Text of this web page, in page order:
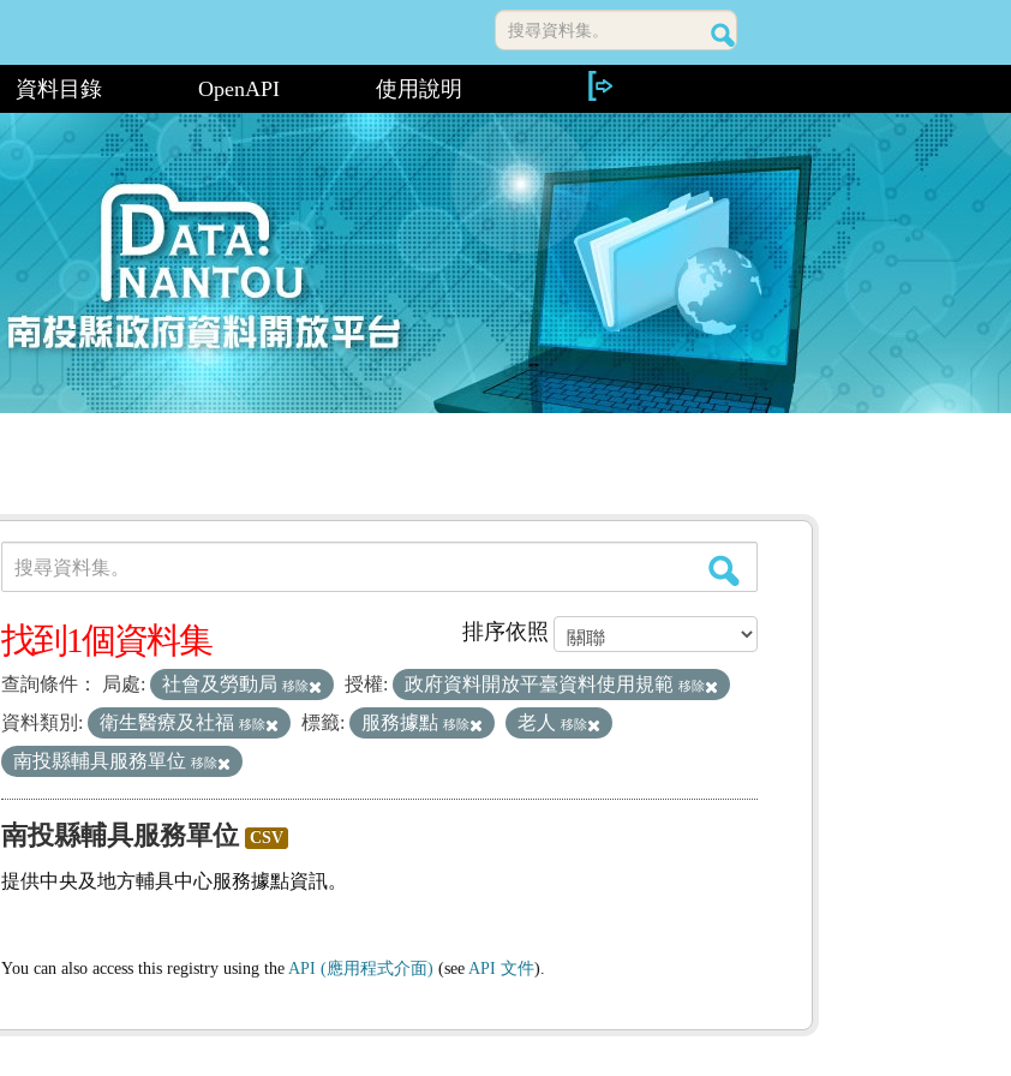
搜尋資料集。
資料目錄 OpenAPI 使用說明
資料集
搜尋資料集。
排序依照
找到1個資料集
查詢條件： 局處: 社會及勞動局 移除 授權: 政府資料開放平臺資料使用規範 移除
資料類別: 衛生醫療及社福 移除 標籤: 服務據點 移除 老人 移除
南投縣輔具服務單位 移除
南投縣輔具服務單位 CSV
提供中央及地方輔具中心服務據點資訊。
You can also access this registry using the API (應用程式介面) (see API 文件).